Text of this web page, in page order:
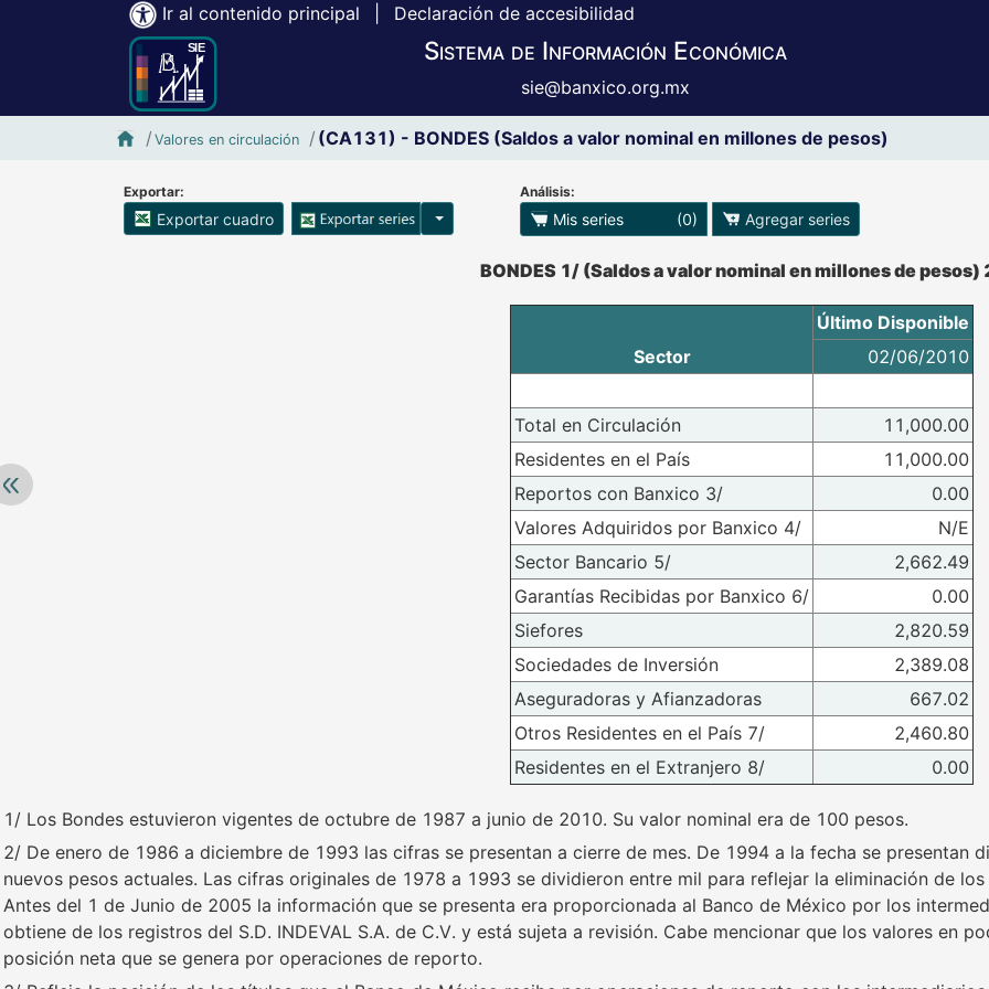
Ir al contenido principal Declaración de accesibilidad
Sistema de Información Económica
sie@banxico.org.mx
Inicio SIE-Banxico
Valores en circulación (CA131) - BONDES (Saldos a valor nominal en millones de pesos)
Exportar:
Exportar cuadro Opciones para exportar series
Análisis:
Mis series (0) Agregar series
Retroceder:
Accesibilidad de Cuadros Analíticos, al exportar el cuadro se pueden manipular los datos en XLS
BONDES 1/ (Saldos a valor nominal en millones de pesos)
Sector
Último Disponible
02/06/2010
Total en Circulación
11,000.00
Residentes en el País
11,000.00
Reportos con Banxico 3/
0.00
Valores Adquiridos por Banxico 4/
N/E
Sector Bancario 5/
2,662.49
Garantías Recibidas por Banxico 6/
0.00
Siefores
2,820.59
Sociedades de Inversión
2,389.08
Aseguradoras y Afianzadoras
667.02
Otros Residentes en el País 7/
2,460.80
Residentes en el Extranjero 8/
0.00
1/ Los Bondes estuvieron vigentes de octubre de 1987 a junio de 2010. Su valor nominal era de 100 pesos.
2/ De enero de 1986 a diciembre de 1993 las cifras se presentan a cierre de mes. De 1994 a la fecha se presentan
nuevos pesos actuales. Las cifras originales de 1978 a 1993 se dividieron entre mil para reflejar la eliminación de
Antes del 1 de Junio de 2005 la información que se presenta era proporcionada al Banco de México por los
obtiene de los registros del S.D. INDEVAL S.A. de C.V. y está sujeta a revisión. Cabe mencionar que los valores en
posición neta que se genera por operaciones de reporto.